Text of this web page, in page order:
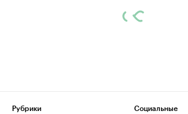
Рубрики
Социальные